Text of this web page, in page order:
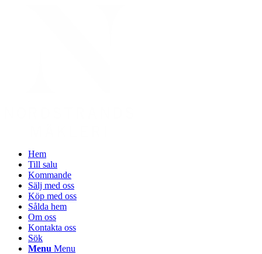
Hem
Till salu
Kommande
Sälj med oss
Köp med oss
Sålda hem
Om oss
Kontakta oss
Sök
Menu Menu